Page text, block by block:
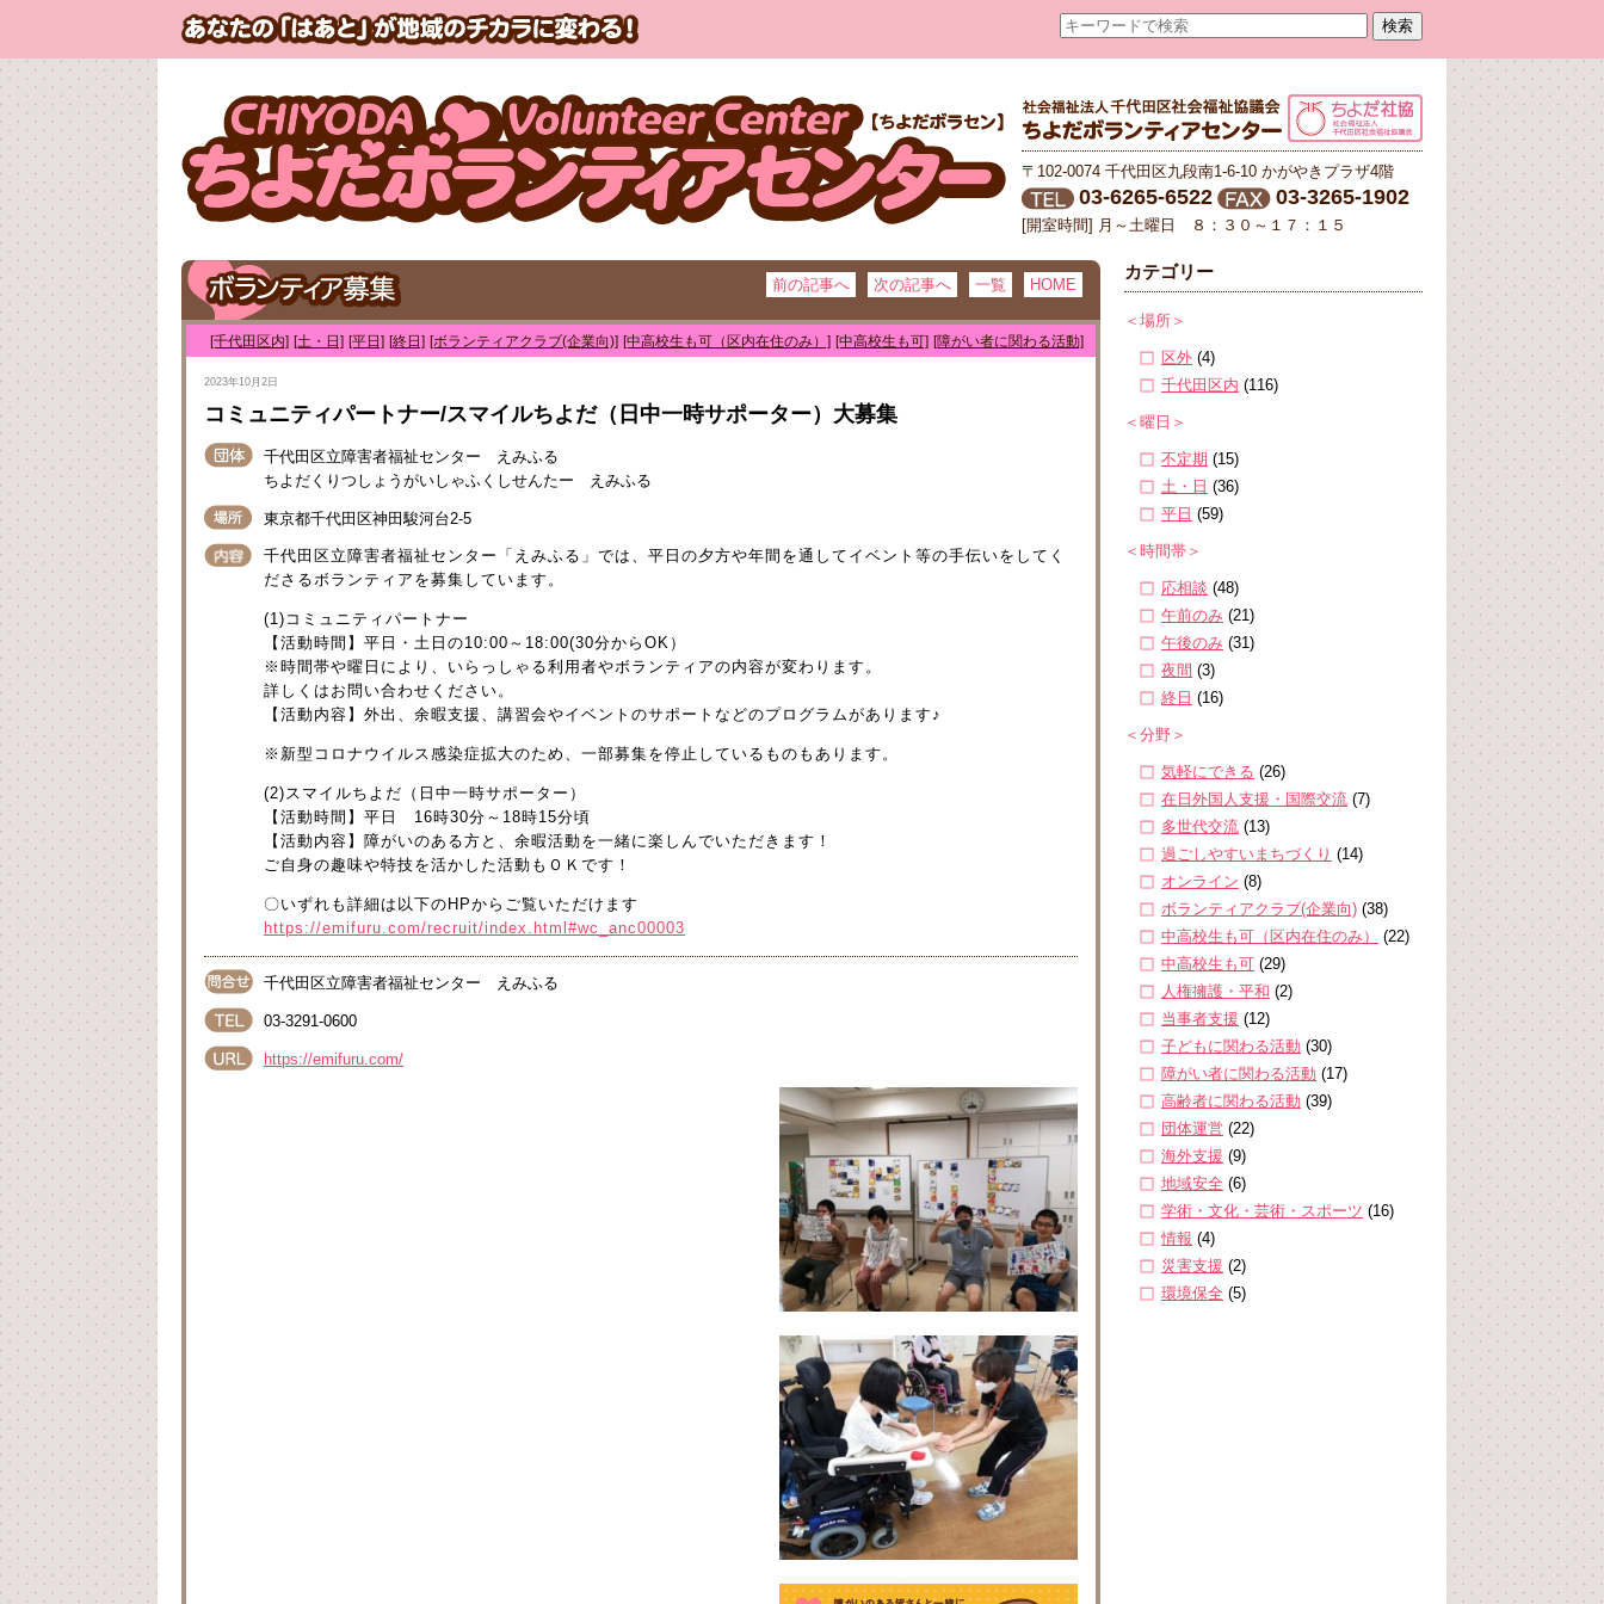
〒102-0074 千代田区九段南1-6-10 かがやきプラザ4階
03-6265-6522 03-3265-1902
[開室時間] 月～土曜日 ８：３０～１７：１５
前の記事へ 次の記事へ 一覧 HOME
[千代田区内] [土・日] [平日] [終日] [ボランティアクラブ(企業向)] [中高校生も可（区内在住のみ）] [中高校生も可] [障がい者に関わる活動]
2023年10月2日
コミュニティパートナー/スマイルちよだ（日中一時サポーター）大募集
千代田区立障害者福祉センター えみふる
ちよだくりつしょうがいしゃふくしせんたー えみふる
東京都千代田区神田駿河台2-5
千代田区立障害者福祉センター「えみふる」では、平日の夕方や年間を通してイベント等の手伝いをしてく
ださるボランティアを募集しています。
(1)コミュニティパートナー
【活動時間】平日・土日の10:00～18:00(30分からOK）
※時間帯や曜日により、いらっしゃる利用者やボランティアの内容が変わります。
詳しくはお問い合わせください。
【活動内容】外出、余暇支援、講習会やイベントのサポートなどのプログラムがあります♪
※新型コロナウイルス感染症拡大のため、一部募集を停止しているものもあります。
(2)スマイルちよだ（日中一時サポーター）
【活動時間】平日 16時30分～18時15分頃
【活動内容】障がいのある方と、余暇活動を一緒に楽しんでいただきます！
ご自身の趣味や特技を活かした活動もＯＫです！
〇いずれも詳細は以下のHPからご覧いただけます
https://emifuru.com/recruit/index.html#wc_anc00003
千代田区立障害者福祉センター えみふる
03-3291-0600
https://emifuru.com/
カテゴリー
＜場所＞
区外 (4)
千代田区内 (116)
＜曜日＞
不定期 (15)
土・日 (36)
平日 (59)
＜時間帯＞
応相談 (48)
午前のみ (21)
午後のみ (31)
夜間 (3)
終日 (16)
＜分野＞
気軽にできる (26)
在日外国人支援・国際交流 (7)
多世代交流 (13)
過ごしやすいまちづくり (14)
オンライン (8)
ボランティアクラブ(企業向) (38)
中高校生も可（区内在住のみ）
(22)
中高校生も可 (29)
人権擁護・平和 (2)
当事者支援 (12)
子どもに関わる活動 (30)
障がい者に関わる活動 (17)
高齢者に関わる活動 (39)
団体運営 (22)
海外支援 (9)
地域安全 (6)
学術・文化・芸術・スポーツ (16)
情報 (4)
災害支援 (2)
環境保全 (5)